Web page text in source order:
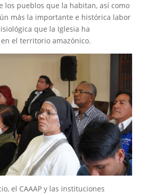
los pueblos que la habitan, así como
más la importante e histórica labor
que la Iglesia ha
el territorio amazónico.
el CAAAP y las instituciones